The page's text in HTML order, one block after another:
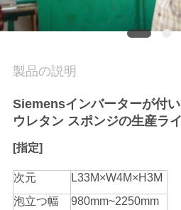
絡
な
さ
い
引
製品の説明
Siemensインバーターが付
ウレタン スポンジの生産ラ
[指定]
次元
L33M×W4M×H3M
泡立つ幅
980mm~2250mm